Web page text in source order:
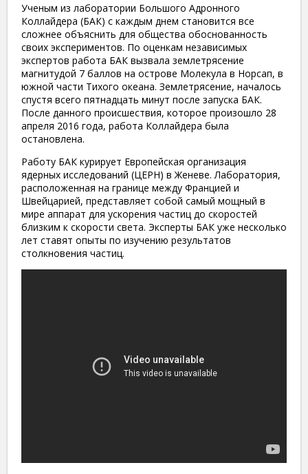
Ученым из лаборатории Большого Адронного
Коллайдера (БАК) с каждым днем становится все
сложнее объяснить для общества обоснованность
своих экспериментов. По оценкам независимых
экспертов работа БАК вызвала землетрясение
магнитудой 7 баллов на острове Молекула в Норсап, в
южной части Тихого океана. Землетрясение, началось
спустя всего пятнадцать минут после запуска БАК.
После данного происшествия, которое произошло 28
апреля 2016 года, работа Коллайдера была
остановлена.
Работу БАК курирует Европейская организация
ядерных исследований (ЦЕРН) в Женеве. Лаборатория,
расположенная на границе между Францией и
Швейцарией, представляет собой самый мощный в
мире аппарат для ускорения частиц до скоростей
близким к скорости света. Эксперты БАК уже несколько
лет ставят опыты по изучению результатов
столкновения частиц.